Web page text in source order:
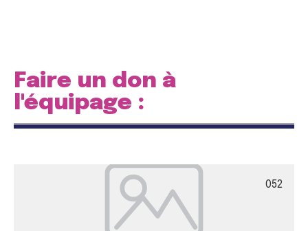
Faire un don à
l'équipage :
052